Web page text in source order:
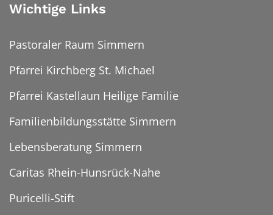
Wichtige Links
Pastoraler Raum Simmern
Pfarrei Kirchberg St. Michael
Pfarrei Kastellaun Heilige Familie
Familienbildungsstätte Simmern
Lebensberatung Simmern
Caritas Rhein-Hunsrück-Nahe
Puricelli-Stift